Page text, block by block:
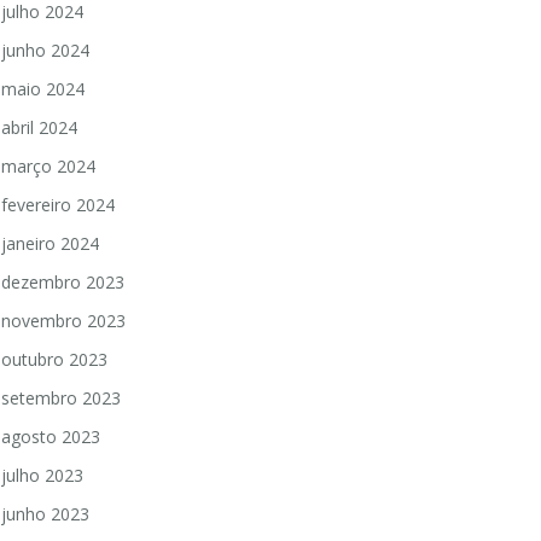
julho 2024
junho 2024
maio 2024
abril 2024
março 2024
fevereiro 2024
janeiro 2024
dezembro 2023
novembro 2023
outubro 2023
setembro 2023
agosto 2023
julho 2023
junho 2023